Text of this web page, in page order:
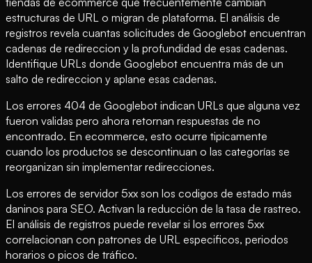
estructuras de URL o migran de plataforma. El análisis de
registros revela cuantas solicitudes de Googlebot encuentran
cadenas de redireccion y la profundidad de esas cadenas.
Identifique URLs donde Googlebot encuentra más de un
salto de redireccion y aplane esas cadenas.
Los errores 404 de Googlebot indican URLs que alguna vez
fueron validas pero ahora retornan respuestas de no
encontrado. En ecommerce, esto ocurre tipicamente
cuando los productos se descontinuan o las categorías se
reorganizan sin implementar redirecciones.
Los errores de servidor 5xx son los codigos de estado más
daninos para SEO. Activan la reducción de la tasa de rastreo.
El análisis de registros puede revelar si los errores 5xx
correlacionan con patrones de URL especificos, periodos
horarios o picos de tráfico.